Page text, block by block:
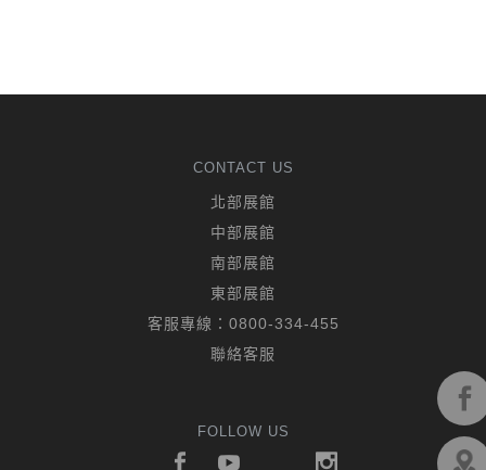
CONTACT US
北部展館
中部展館
南部展館
東部展館
客服專線： 0800-334-455
聯絡客服
FOLLOW US